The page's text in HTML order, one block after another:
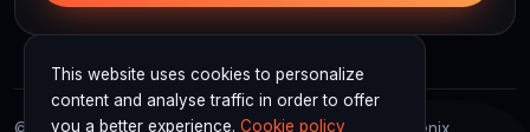
This website uses cookies to personalize
content and analyse traffic in order to offer
you a better experience. Cookie policy